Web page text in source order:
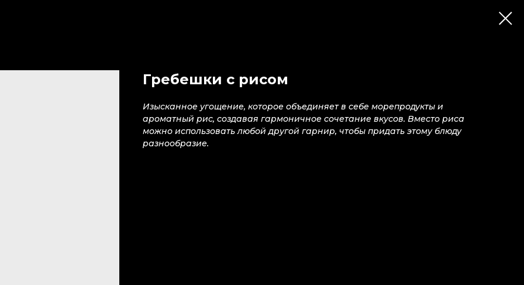
Гребешки с рисом
Изысканное угощение, которое объединяет в себе морепродукты и
ароматный рис, создавая гармоничное сочетание вкусов. Вместо риса
можно использовать любой другой гарнир, чтобы придать этому блюду
разнообразие.